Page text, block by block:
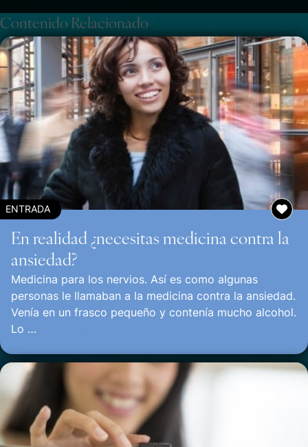
Contenido Relacionado
ENTRADA
En realidad ¿necesitas medicina contra la
ansiedad?
Medicina para los nervios. Así es como algunas
personas le llamaban a la medicina contra la ansiedad.
Venía en un frasco pequeño y contenía mucho alcohol.
Lo …